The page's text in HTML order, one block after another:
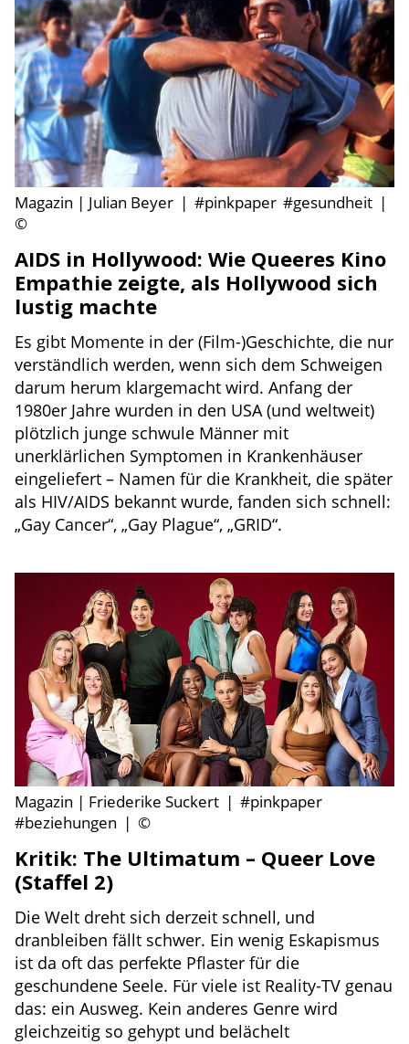
Magazin | Julian Beyer | #pinkpaper #gesundheit |
©
AIDS in Hollywood: Wie Queeres Kino
Empathie zeigte, als Hollywood sich
lustig machte
Es gibt Momente in der (Film-)Geschichte, die nur
verständlich werden, wenn sich dem Schweigen
darum herum klargemacht wird. Anfang der
1980er Jahre wurden in den USA (und weltweit)
plötzlich junge schwule Männer mit
unerklärlichen Symptomen in Krankenhäuser
eingeliefert – Namen für die Krankheit, die später
als HIV/AIDS bekannt wurde, fanden sich schnell:
„Gay Cancer“, „Gay Plague“, „GRID“.
Magazin | Friederike Suckert | #pinkpaper
#beziehungen | ©
Kritik: The Ultimatum – Queer Love
(Staffel 2)
Die Welt dreht sich derzeit schnell, und
dranbleiben fällt schwer. Ein wenig Eskapismus
ist da oft das perfekte Pflaster für die
geschundene Seele. Für viele ist Reality-TV genau
das: ein Ausweg. Kein anderes Genre wird
gleichzeitig so gehypt und belächelt